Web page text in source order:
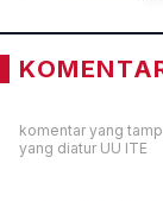
komentar yang
yang diatur UU ITE